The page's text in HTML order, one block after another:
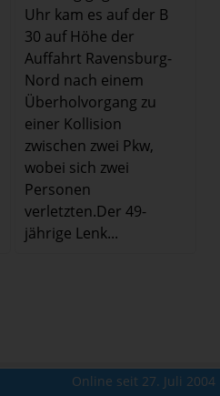
Uhr kam es auf der B
30 auf Höhe der
Auffahrt Ravensburg-
Nord nach einem
Überholvorgang zu
einer Kollision
zwischen zwei Pkw,
wobei sich zwei
Personen
verletzten.Der 49-
jährige Lenk...
Online seit 27. Juli 2004